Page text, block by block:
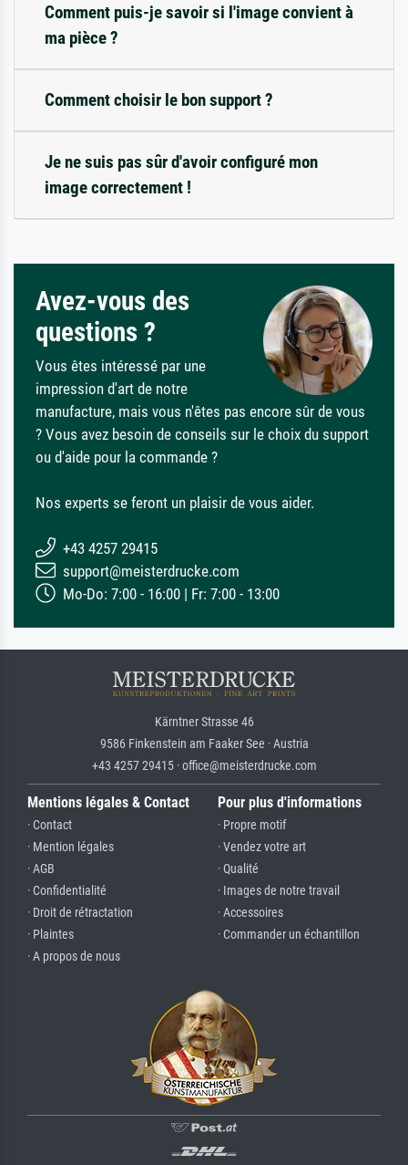
Comment puis-je savoir si l'image convient à
ma pièce ?
Comment choisir le bon support ?
Je ne suis pas sûr d'avoir configuré mon
image correctement !
Avez-vous des
questions ?
Vous êtes intéressé par une
impression d'art de notre
manufacture, mais vous n'êtes pas encore sûr de vous
? Vous avez besoin de conseils sur le choix du support
ou d'aide pour la commande ?
Nos experts se feront un plaisir de vous aider.
+43 4257 29415
support@meisterdrucke.com
Mo-Do: 7:00 - 16:00 | Fr: 7:00 - 13:00
Kärntner Strasse 46
9586 Finkenstein am Faaker See · Austria
+43 4257 29415 · office@meisterdrucke.com
Mentions légales & Contact
· Contact
· Mention légales
· AGB
· Confidentialité
· Droit de rétractation
· Plaintes
· A propos de nous
Pour plus d'informations
· Propre motif
· Vendez votre art
· Qualité
· Images de notre travail
· Accessoires
· Commander un échantillon